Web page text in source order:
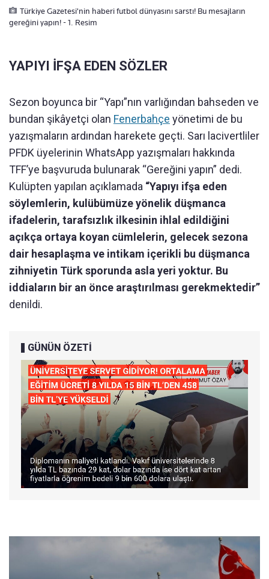
Türkiye Gazetesi'nin haberi futbol dünyasını sarstı! Bu mesajların
gereğini yapın! - 1. Resim
YAPIYI İFŞA EDEN SÖZLER
Sezon boyunca bir “Yapı”nın varlığından bahseden ve
bundan şikâyetçi olan Fenerbahçe yönetimi de bu
yazışmaların ardından harekete geçti. Sarı lacivertliler
PFDK üyelerinin WhatsApp yazışmaları hakkında
TFF’ye başvuruda bulunarak “Gereğini yapın” dedi.
Kulüpten yapılan açıklamada “Yapıyı ifşa eden
söylemlerin, kulübümüze yönelik düşmanca
ifadelerin, tarafsızlık ilkesinin ihlal edildiğini
açıkça ortaya koyan cümlelerin, gelecek sezona
dair hesaplaşma ve intikam içerikli bu düşmanca
zihniyetin Türk sporunda asla yeri yoktur. Bu
iddiaların bir an önce araştırılması gerekmektedir”
denildi.
GÜNÜN ÖZETİ